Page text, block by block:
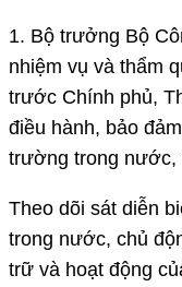
1. Bộ trưởng Bộ
nhiệm vụ và thẩm
trước Chính phủ,
điều hành, bảo
trường trong nước,
Theo dõi sát diễn
trong nước, chủ
trữ và hoạt động